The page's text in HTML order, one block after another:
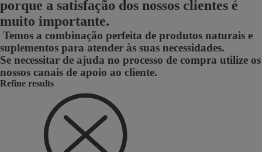
porque a satisfação dos nossos clientes é
muito importante.
Temos a combinação perfeita de produtos naturais e
suplementos para atender às suas necessidades.
Se necessitar de ajuda no processo de compra utilize os
nossos canais de apoio ao cliente.
Refine results